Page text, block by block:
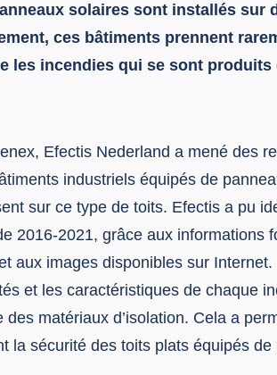
solaires sont installés sur
ces bâtiments prennent
les incendies qui se sont
Efectis Nederland a mené des
industriels équipés de
sur ce type de toits. Efectis a pu
2016-2021, grâce aux informations
aux images disponibles sur
et les caractéristiques de chaque
matériaux d’isolation. Cela a
la sécurité des toits plats équipés